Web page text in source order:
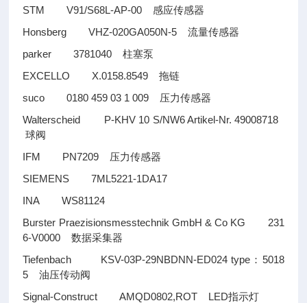
STM V91/S68L-AP-00感应传感器
Honsberg VHZ-020GA050N-5流量传感器
parker 3781040柱塞泵
EXCELLO X.0158.8549拖链
suco 0180 459 03 1 009 压力传感器
Walterscheid P-KHV 10 S/NW6 Artikel-Nr. 49008718
球阀
IFM PN7209 压力传感器
SIEMENS 7ML5221-1DA17
INA WS81124
Burster Praezisionsmesstechnik GmbH & Co KG 231
6-V0000数据采集器
Tiefenbach KSV-03P-29NBDNN-ED024 type： 5018
5油压传动阀
Signal-Construct AMQD0802,ROT LED指示灯